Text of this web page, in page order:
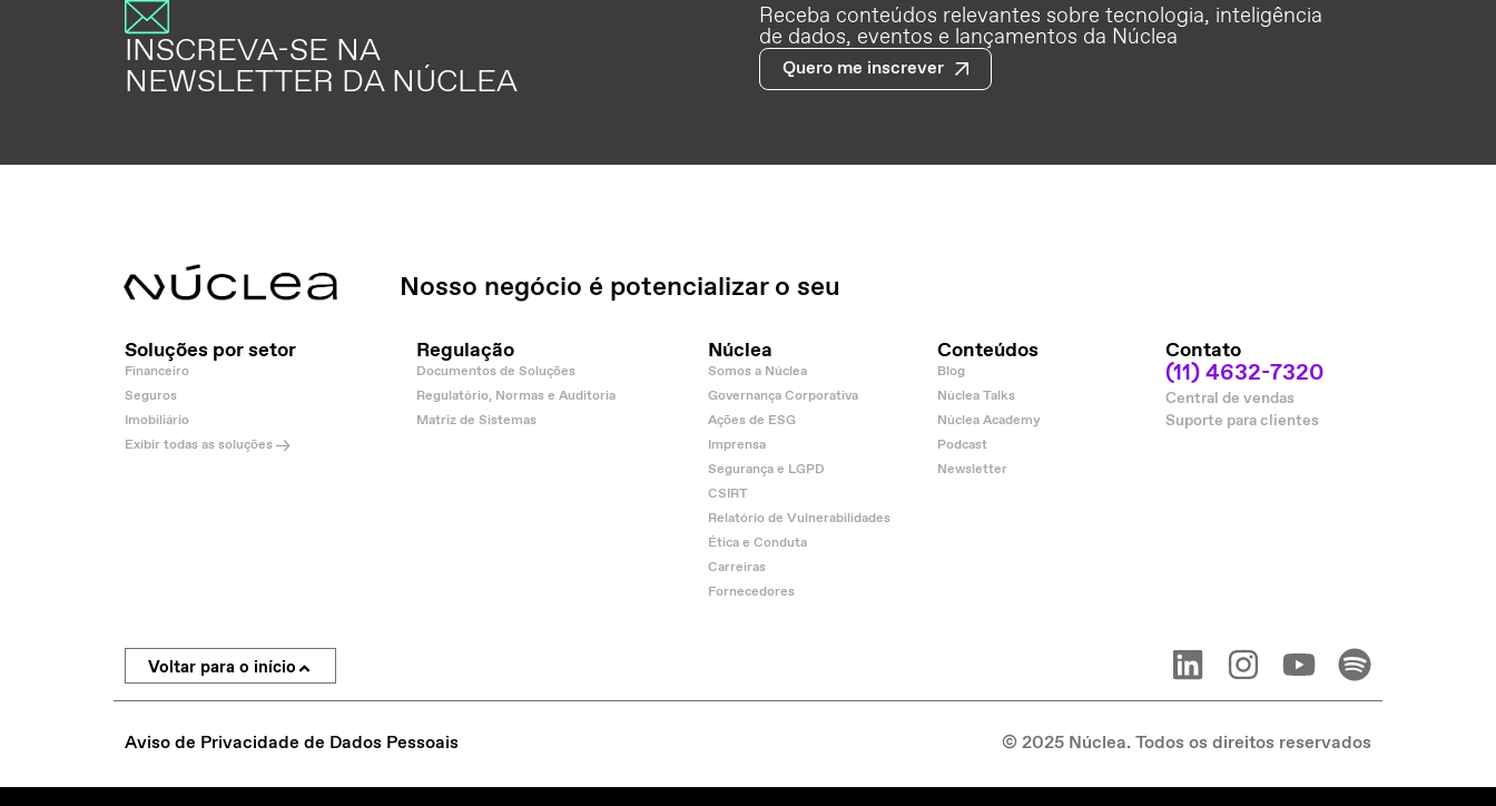
INSCREVA-SE NA
NEWSLETTER DA NÚCLEA
Receba conteúdos relevantes sobre tecnologia, inteligência
de dados, eventos e lançamentos da Núclea
Quero me inscrever
Nosso negócio é potencializar o seu
Soluções por setor
Financeiro
Seguros
Imobiliário
Exibir todas as soluções
Regulação
Documentos de Soluções
Regulatório, Normas e Auditoria
Matriz de Sistemas
Núclea
Somos a Núclea
Governança Corporativa
Ações de ESG
Imprensa
Segurança e LGPD
CSIRT
Relatório de Vulnerabilidades
Ética e Conduta
Carreiras
Fornecedores
Conteúdos
Blog
Núclea Talks
Núclea Academy
Podcast
Newsletter
Contato
(11) 4632-7320
Central de vendas
Suporte para clientes
Voltar para o início
Aviso de Privacidade de Dados Pessoais © 2025 Núclea. Todos os direitos reservados